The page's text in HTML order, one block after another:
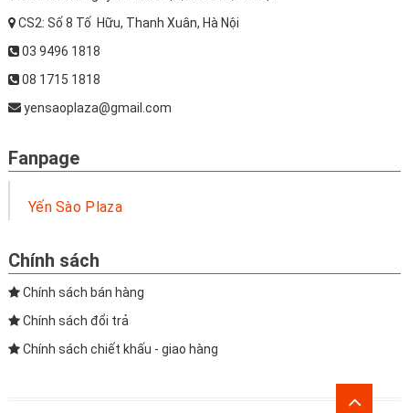
CS2: Số 8 Tố Hữu, Thanh Xuân, Hà Nội
03 9496 1818
08 1715 1818
yensaoplaza@gmail.com
Fanpage
Yến Sào Plaza
Chính sách
Chính sách bán hàng
Chính sách đổi trả
Chính sách chiết khấu - giao hàng